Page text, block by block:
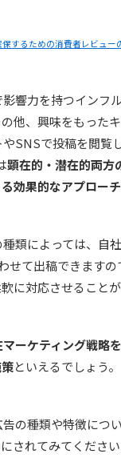
するための消費者レビュー
響力を持つインフ
他、興味をもった
SNSで投稿を閲覧
顕在的・潜在的両方
効果的なアプローチ
類によっては、自
せて出稿できます
に対応させることが
ーケティング戦略
といえるでしょう。
の種類や特徴につ
されてみてください